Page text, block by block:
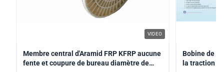
VIDEO
Membre central d'Aramid FRP KFRP aucune
fente et coupure de bureau diamètre de
Bobine de
la traction